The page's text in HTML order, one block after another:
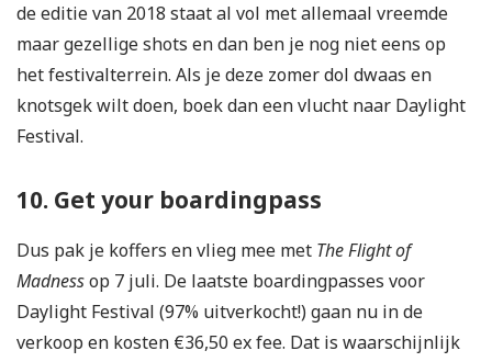
de editie van 2018 staat al vol met allemaal vreemde
maar gezellige shots en dan ben je nog niet eens op
het festivalterrein. Als je deze zomer dol dwaas en
knotsgek wilt doen, boek dan een vlucht naar Daylight
Festival.
10. Get your boardingpass
Dus pak je koffers en vlieg mee met The Flight of
Madnessop 7 juli. De laatste boardingpasses voor
Daylight Festival (97% uitverkocht!) gaan nu in de
verkoop en kosten €36,50 ex fee. Dat is waarschijnlijk